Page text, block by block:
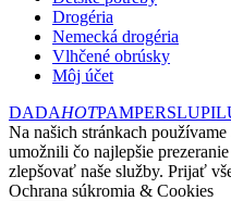
Drogéria
Nemecká drogéria
Vlhčené obrúsky
Môj účet
DADAHOTPAMPERS
Na našich stránkach
umožnili čo najlepšie
zlepšovať naše služby. Prijať
Ochrana súkromia & Cookies